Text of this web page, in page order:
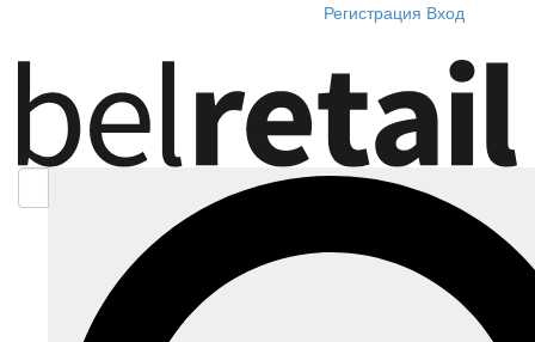
Регистрация Вход